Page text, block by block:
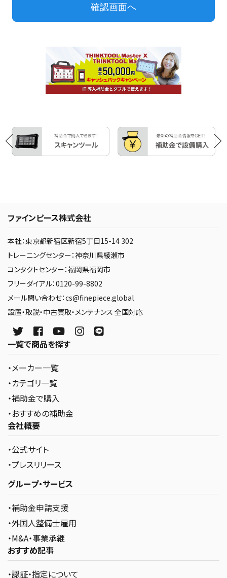
ファインピース株式会社
本社：東京都新宿区新宿5丁目15-14 302
トレーニングセンター：神奈川県綾瀬市
コンタクトセンター：福岡県福岡市
フリーダイアル：0120-99-8802
メール問い合わせ：cs@finepiece.global
設置・取説・中古買取・メンテナンス 全国対応
一覧で商品を探す
・メーカー一覧
・カテゴリ一覧
・補助金で購入
・おすすめの補助金
会社概要
・公式サイト
・プレスリリース
グループ・サービス
・補助金申請支援
・外国人整備士雇用
・M&A・事業承継
おすすめ記事
・認証・指定について